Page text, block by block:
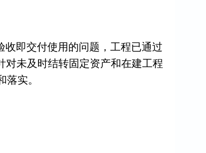
收即交付使用的问题，工程已通过
未及时结转固定资产和在建工程
实。